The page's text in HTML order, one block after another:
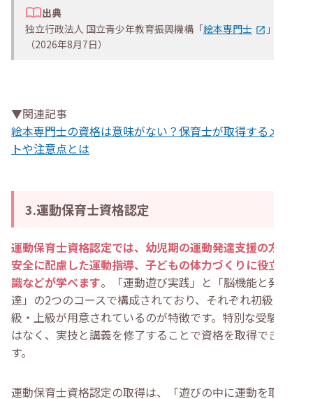
出典
独立行政法人 国立青少年教育振興機構「絵本専門士
」
（2026年8月7日）
▼関連記事
絵本専門士の資格は意味がない？保育士が取得するメリッ
トや注意点とは
3.運動保育士資格認定
運動保育士資格認定では、幼児期の運動発達支援の方法や
安全に配慮した運動指導、子どもの体力づくりに役立つ知
識などが学べます。「運動遊び実践」と「脳機能と発育発
達」の2つのコースで構成されており、それぞれ初級・中
級・上級が用意されているのが特徴です。特別な受験資格
はなく、実技と講義を修了することで資格を取得できま
す。
運動保育士資格認定の取得は、「遊びの中に運動を取り入